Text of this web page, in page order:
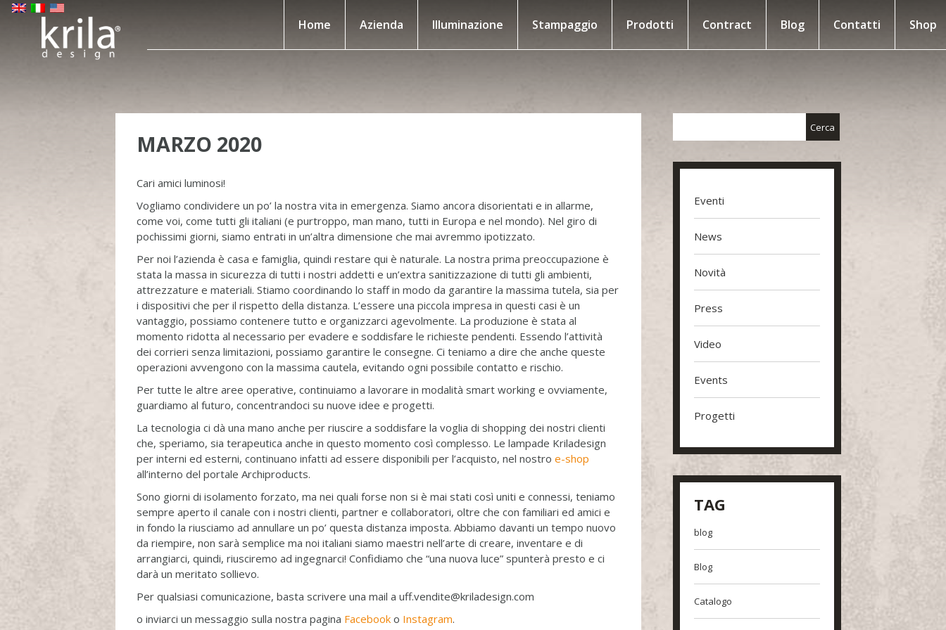
Home Azienda Illuminazione Stampaggio Prodotti Contract Blog Contatti Shop
MARZO 2020
Cari amici luminosi!
Vogliamo condividere un po’ la nostra vita in emergenza. Siamo ancora disorientati e in allarme,
come voi, come tutti gli italiani (e purtroppo, man mano, tutti in Europa e nel mondo). Nel giro di
pochissimi giorni, siamo entrati in un’altra dimensione che mai avremmo ipotizzato.
Per noi l’azienda è casa e famiglia, quindi restare qui è naturale. La nostra prima preoccupazione è
stata la massa in sicurezza di tutti i nostri addetti e un’extra sanitizzazione di tutti gli ambienti,
attrezzature e materiali. Stiamo coordinando lo staff in modo da garantire la massima tutela, sia per
i dispositivi che per il rispetto della distanza. L’essere una piccola impresa in questi casi è un
vantaggio, possiamo contenere tutto e organizzarci agevolmente. La produzione è stata al
momento ridotta al necessario per evadere e soddisfare le richieste pendenti. Essendo l’attività
dei corrieri senza limitazioni, possiamo garantire le consegne. Ci teniamo a dire che anche queste
operazioni avvengono con la massima cautela, evitando ogni possibile contatto e rischio.
Per tutte le altre aree operative, continuiamo a lavorare in modalità smart working e ovviamente,
guardiamo al futuro, concentrandoci su nuove idee e progetti.
La tecnologia ci dà una mano anche per riuscire a soddisfare la voglia di shopping dei nostri clienti
che, speriamo, sia terapeutica anche in questo momento così complesso. Le lampade Kriladesign
per interni ed esterni, continuano infatti ad essere disponibili per l’acquisto, nel nostroe-shop
all’interno del portale Archiproducts.
Sono giorni di isolamento forzato, ma nei quali forse non si è mai stati così uniti e connessi, teniamo
sempre aperto il canale con i nostri clienti, partner e collaboratori, oltre che con familiari ed amici e
in fondo la riusciamo ad annullare un po’ questa distanza imposta. Abbiamo davanti un tempo nuovo
da riempire, non sarà semplice ma noi italiani siamo maestri nell’arte di creare, inventare e di
arrangiarci, quindi, riusciremo ad ingegnarci! Confidiamo che “una nuova luce” spunterà presto e ci
darà un meritato sollievo.
Per qualsiasi comunicazione, basta scrivere una mail a uff.vendite@kriladesign.com
o inviarci un messaggio sulla nostra pagina Facebook o Instagram.
Eventi
News
Novità
Press
Video
Events
Progetti
TAG
blog
Blog
Catalogo